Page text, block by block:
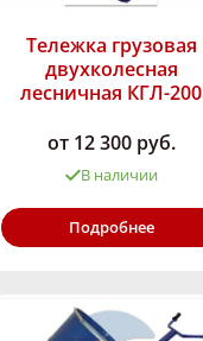
Тележка грузовая
двухколесная
лесничная КГЛ-200
от 12 300 руб.
В наличии
Грузоподъёмность,
кг:
Подробнее